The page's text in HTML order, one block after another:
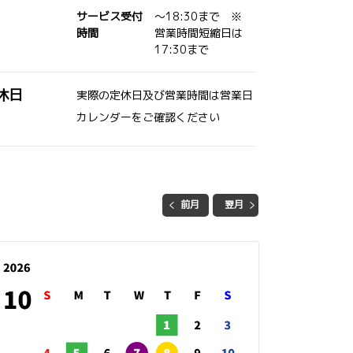
サービス受付
時間
～18:30まで ※
営業時間短縮日は
17:30まで
日
実際の定休日及び営業時間は営業日
カレンダーをご確認ください
前月 翌月